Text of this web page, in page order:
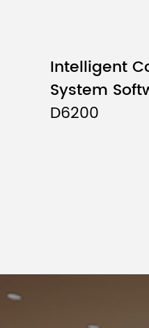
Intelligent
System
D6200